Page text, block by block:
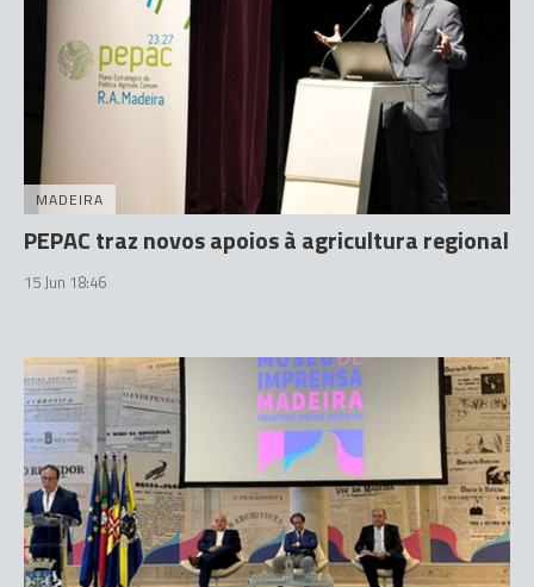
MADEIRA
PEPAC traz novos apoios à agricultura regional
15 Jun 18:46